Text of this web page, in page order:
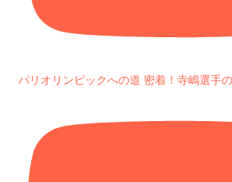
パリオリンピックへの道 密着！寺嶋選手